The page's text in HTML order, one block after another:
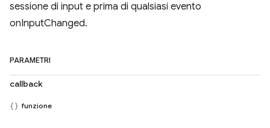
sessione di input e prima di qualsiasi evento
onInputChanged.
PARAMETRI
callback
funzione